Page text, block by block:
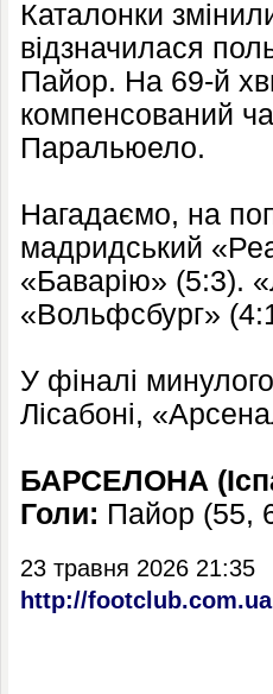
Каталонки
відзначилася
Пайор. На 69-й
компенсований
Паральюело.
Нагадаємо, на
мадридський
«Баварію» (5:3).
«Вольфсбург»
У фіналі
Лісабоні,
БАРСЕЛОНА
Голи: Пайор (55,
23 травня 2026 21:35
http://footclub.com.ua